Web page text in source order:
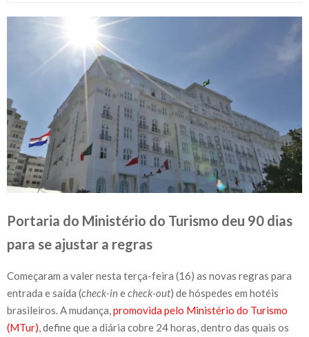
Portaria do Ministério do Turismo deu 90 dias
para se ajustar a regras
Começaram a valer nesta terça-feira (16) as novas regras para
entrada e saída (check-inecheck-out) de hóspedes em hotéis
brasileiros. A mudança, promovida pelo Ministério do Turismo
(MTur) , define que a diária cobre 24 horas, dentro das quais os